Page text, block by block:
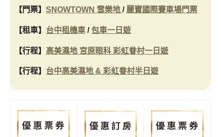
【門票】 SNOWTOWN 雪樂地 / 麗寶國際賽車場門票
【租車】 台中租機車 /包車一日遊
【行程】 高美濕地 宮原眼科 彩虹眷村一日遊
【行程】 台中高美濕地 & 彩虹眷村半日遊